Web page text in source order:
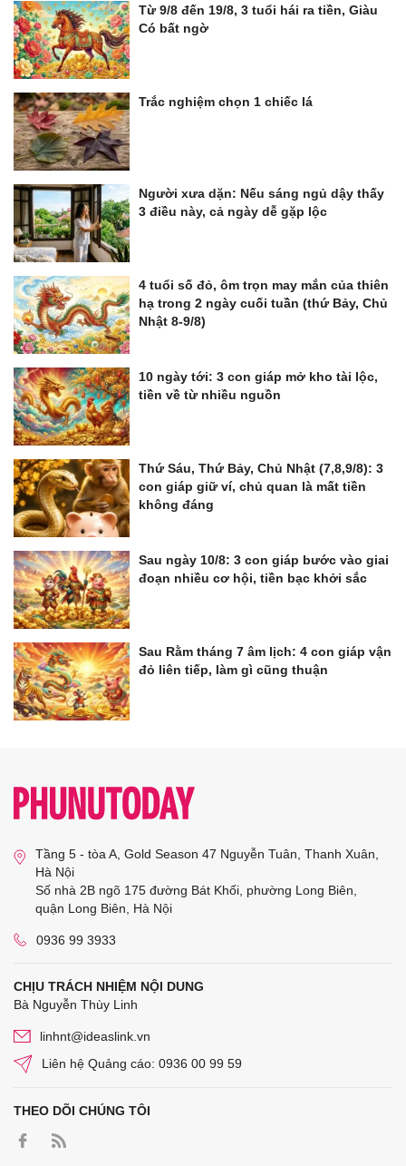
Từ 9/8 đến 19/8, 3 tuổi hái ra tiền, Giàu
Có bất ngờ
Trắc nghiệm chọn 1 chiếc lá
Người xưa dặn: Nếu sáng ngủ dậy thấy
3 điều này, cả ngày dễ gặp lộc
4 tuổi số đỏ, ôm trọn may mắn của thiên
hạ trong 2 ngày cuối tuần (thứ Bảy, Chủ
Nhật 8-9/8)
10 ngày tới: 3 con giáp mở kho tài lộc,
tiền về từ nhiều nguồn
Thứ Sáu, Thứ Bảy, Chủ Nhật (7,8,9/8): 3
con giáp giữ ví, chủ quan là mất tiền
không đáng
Sau ngày 10/8: 3 con giáp bước vào giai
đoạn nhiều cơ hội, tiền bạc khởi sắc
Sau Rằm tháng 7 âm lịch: 4 con giáp vận
đỏ liên tiếp, làm gì cũng thuận
Tầng 5 - tòa A, Gold Season 47 Nguyễn Tuân, Thanh Xuân,
Hà Nội
Số nhà 2B ngõ 175 đường Bát Khối, phường Long Biên,
quận Long Biên, Hà Nội
0936 99 3933
CHỊU TRÁCH NHIỆM NỘI DUNG
Bà Nguyễn Thùy Linh
linhnt@ideaslink.vn
Liên hệ Quảng cáo: 0936 00 99 59
THEO DÕI CHÚNG TÔI